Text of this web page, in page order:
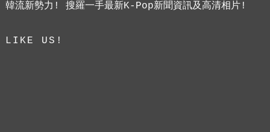
韓流新勢力! 搜羅一手最新K-Pop新聞資訊及高清相片!
LIKE US!